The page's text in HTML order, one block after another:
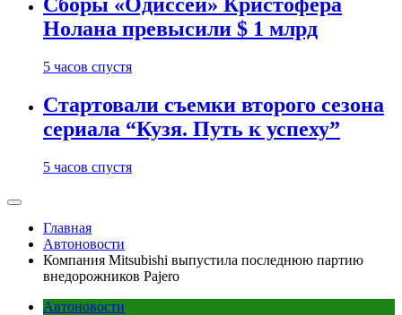
Сборы «Одиссеи» Кристофера
Нолана превысили $ 1 млрд
5 часов спустя
Стартовали съемки второго сезона
сериала “Кузя. Путь к успеху”
5 часов спустя
Главная
Автоновости
Компания Mitsubishi выпустила последнюю партию
внедорожников Pajero
Автоновости